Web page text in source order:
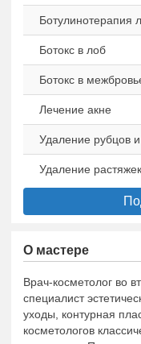
Ботулинотерапия
Ботокс в лоб
Ботокс в
Лечение акне
Удаление рубцов
Удаление растяжек
О мастере
Врач-косметолог во
специалист
уходы, контурная
косметологов